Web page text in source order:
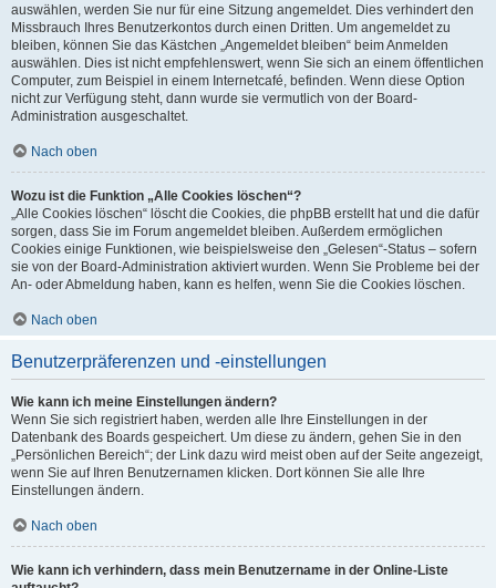
auswählen, werden Sie nur für eine Sitzung angemeldet. Dies verhindert den
Missbrauch Ihres Benutzerkontos durch einen Dritten. Um angemeldet zu
bleiben, können Sie das Kästchen „Angemeldet bleiben“ beim Anmelden
auswählen. Dies ist nicht empfehlenswert, wenn Sie sich an einem öffentlichen
Computer, zum Beispiel in einem Internetcafé, befinden. Wenn diese Option
nicht zur Verfügung steht, dann wurde sie vermutlich von der Board-
Administration ausgeschaltet.
Nach oben
Wozu ist die Funktion „Alle Cookies löschen“?
„Alle Cookies löschen“ löscht die Cookies, die phpBB erstellt hat und die dafür
sorgen, dass Sie im Forum angemeldet bleiben. Außerdem ermöglichen
Cookies einige Funktionen, wie beispielsweise den „Gelesen“-Status – sofern
sie von der Board-Administration aktiviert wurden. Wenn Sie Probleme bei der
An- oder Abmeldung haben, kann es helfen, wenn Sie die Cookies löschen.
Nach oben
Benutzerpräferenzen und -einstellungen
Wie kann ich meine Einstellungen ändern?
Wenn Sie sich registriert haben, werden alle Ihre Einstellungen in der
Datenbank des Boards gespeichert. Um diese zu ändern, gehen Sie in den
„Persönlichen Bereich“; der Link dazu wird meist oben auf der Seite angezeigt,
wenn Sie auf Ihren Benutzernamen klicken. Dort können Sie alle Ihre
Einstellungen ändern.
Nach oben
Wie kann ich verhindern, dass mein Benutzername in der Online-Liste